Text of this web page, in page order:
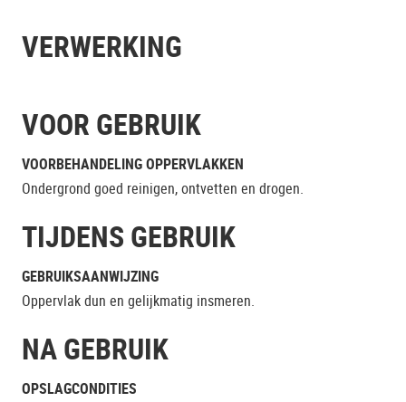
VERWERKING
VOOR GEBRUIK
VOORBEHANDELING OPPERVLAKKEN
Ondergrond goed reinigen, ontvetten en drogen.
TIJDENS GEBRUIK
GEBRUIKSAANWIJZING
Oppervlak dun en gelijkmatig insmeren.
NA GEBRUIK
OPSLAGCONDITIES